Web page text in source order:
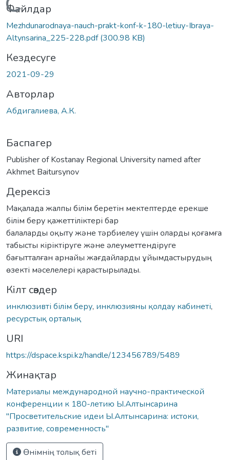
Жүктеу...
Файлдар
Mezhdunarodnaya-nauch-prakt-konf-k-180-letiuy-Ibraya-
Altynsarina_225-228.pdf(300.98 KB)
Кездесуге
2021-09-29
Авторлар
Абдигалиева, А.К.
Баспагер
Publisher of Kostanay Regional University named after
Akhmet Baitursynov
Дерексіз
Мақалада жалпы білім беретін мектептерде ерекше
білім беру қажеттіліктері бар
балаларды оқыту жəне тəрбиелеу үшін оларды қоғамға
табысты кіріктіруге жəне əлеуметтендіруге
бағытталған арнайы жағдайларды ұйымдастырудың
өзекті мəселелері қарастырылады.
Кілт сөздер
инклюзивті білім беру, инклюзияны қолдау кабинеті,
ресурстық орталық
URI
https://dspace.kspi.kz/handle/123456789/5489
Жинақтар
Материалы международной научно-практической
конференции к 180-летию Ы.Алтынсарина
"Просветительские идеи Ы.Алтынсарина: истоки,
развитие, современность"
Өнімнің толық беті